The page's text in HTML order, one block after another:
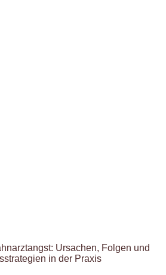
Ursachen, Folgen und
in der Praxis